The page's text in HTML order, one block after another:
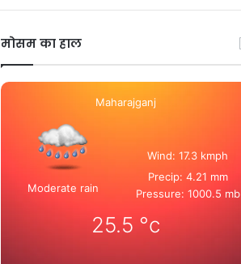
मोसम का हाल
Maharajganj
Moderate rain
Wind: 17.3 kmph
Precip: 4.21 mm
Pressure: 1000.5 mb
25.5 °c